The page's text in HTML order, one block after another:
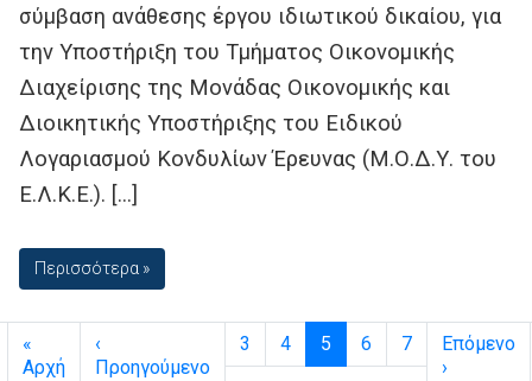
σύμβαση ανάθεσης έργου ιδιωτικού δικαίου, για
την Υποστήριξη του Τμήματος Οικονομικής
Διαχείρισης της Μονάδας Οικονομικής και
Διοικητικής Υποστήριξης του Ειδικού
Λογαριασμού Κονδυλίων Έρευνας (Μ.Ο.Δ.Υ. του
Ε.Λ.Κ.Ε.). […]
Περισσότερα »
«
Αρχή
‹
Προηγούμενο
Page
3 Page
4 Current Page
5 Page
6 Page
7
Επόμενο
›